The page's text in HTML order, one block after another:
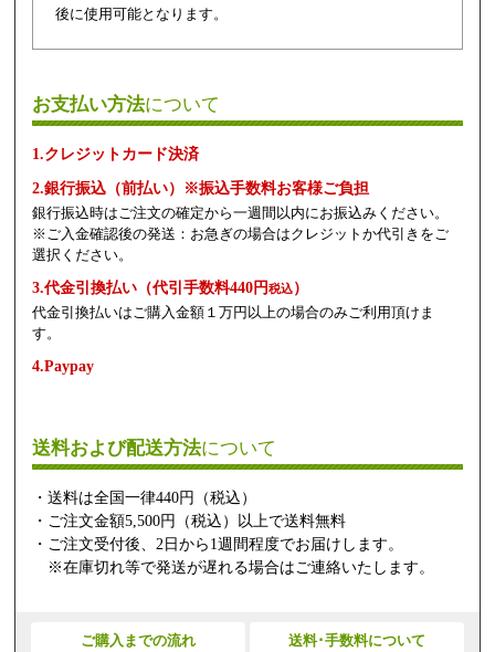
後に使用可能となります。
お支払い方法について
1.クレジットカード決済
2.銀行振込（前払い）※振込手数料お客様ご負担
銀行振込時はご注文の確定から一週間以内にお振込みください。
※ご入金確認後の発送：お急ぎの場合はクレジットか代引きをご
選択ください。
3.代金引換払い（代引手数料440円税込）
代金引換払いはご購入金額１万円以上の場合のみご利用頂けま
す。
4.Paypay
送料および配送方法について
・送料は全国一律440円（税込）
・ご注文金額5,500円（税込）以上で送料無料
・ご注文受付後、2日から1週間程度でお届けします。
※在庫切れ等で発送が遅れる場合はご連絡いたします。
ご購入までの流れ 送料･手数料について